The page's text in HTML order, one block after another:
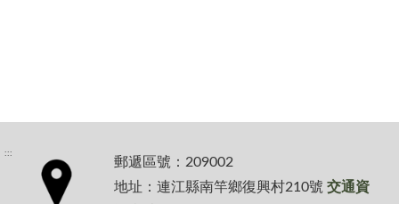
:::
郵遞區號：209002
地址：連江縣南竿鄉復興村210號 交通資